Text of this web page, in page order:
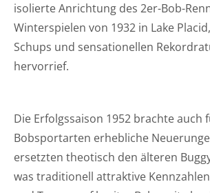
isolierte Anrichtung des 2er-Bob-
Winterspielen von 1932 in Lake
Schups und sensationellen
hervorrief.
Die Erfolgssaison 1952 brachte auch
Bobsportarten erhebliche
ersetzten theotisch den älteren
was traditionell attraktive